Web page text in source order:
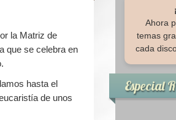
la Matriz de
que se celebra en
hasta el
de unos
Ahora
temas
cada
Especial